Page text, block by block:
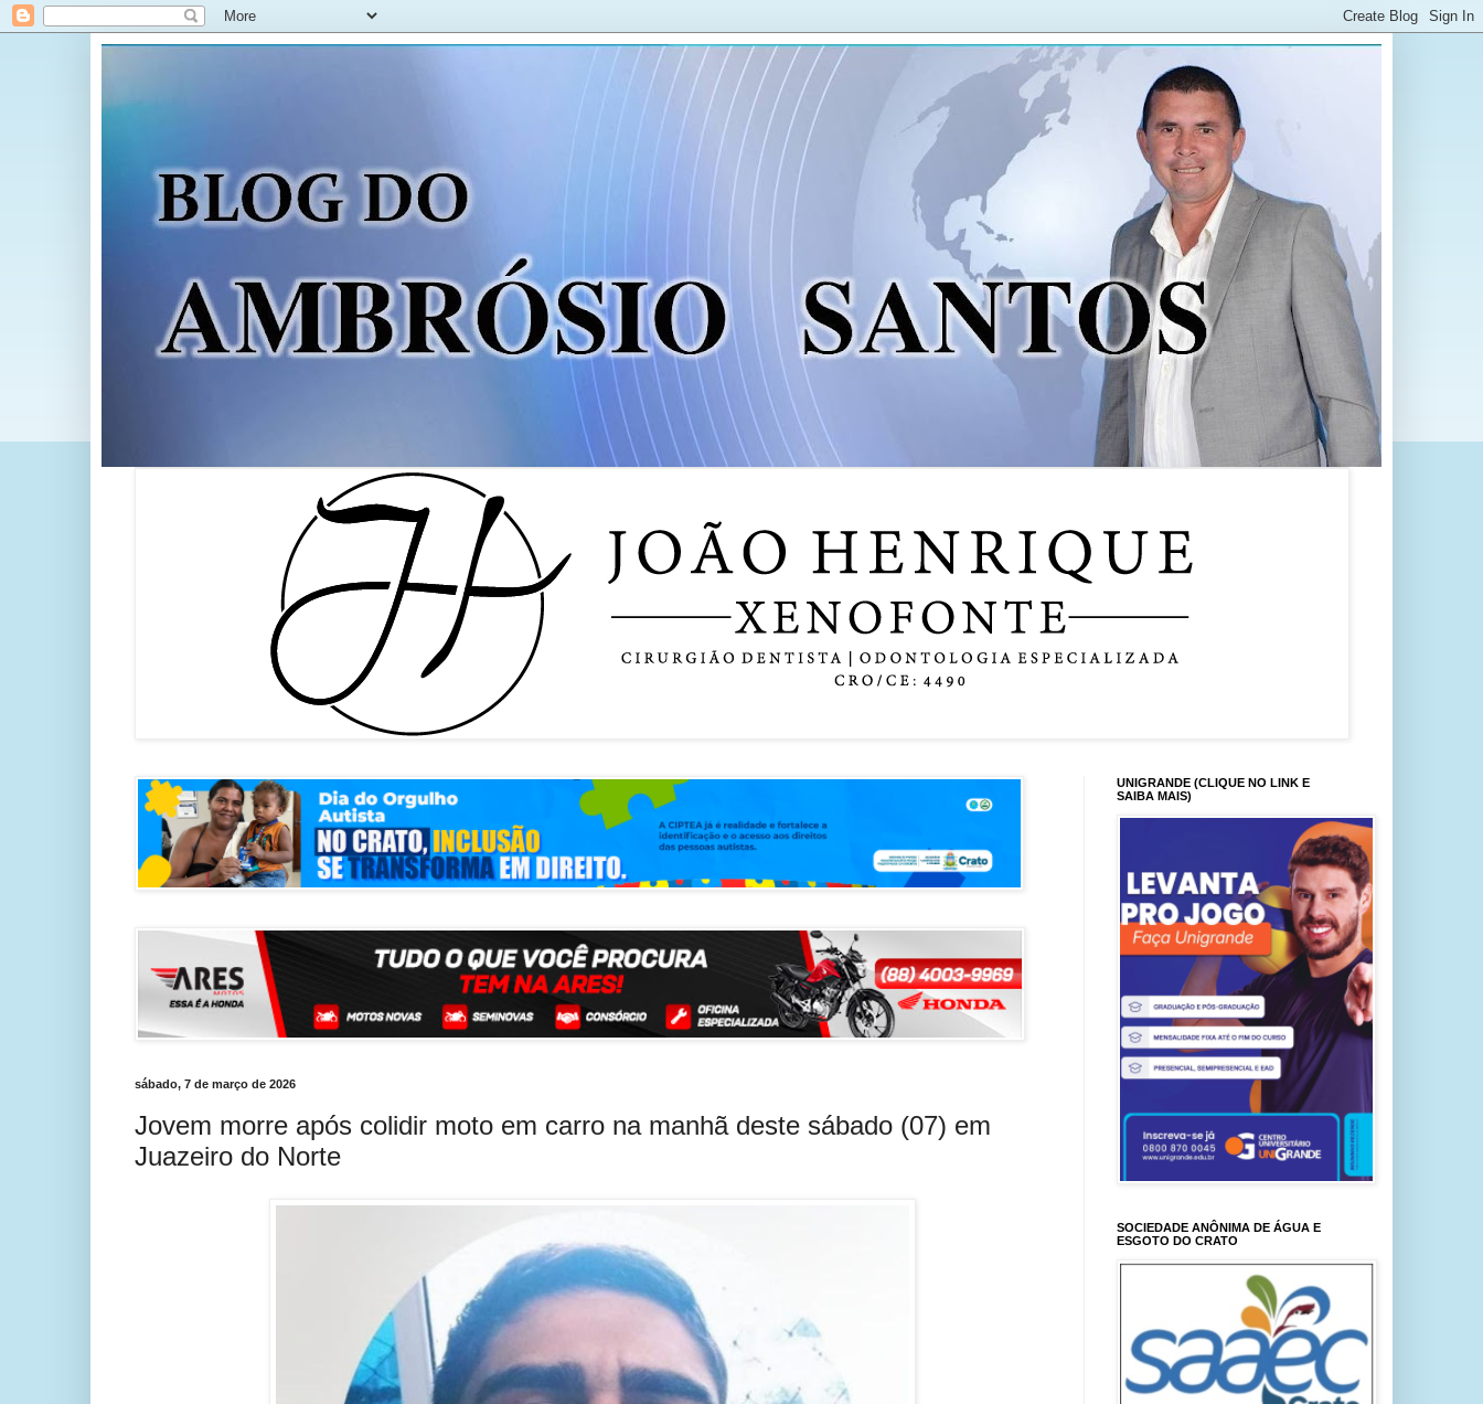
sábado, 7 de março de 2026
Jovem morre após colidir moto em carro na manhã deste sábado (07) em
Juazeiro do Norte
UNIGRANDE (CLIQUE NO LINK E
SAIBA MAIS)
SOCIEDADE ANÔNIMA DE ÁGUA E
ESGOTO DO CRATO